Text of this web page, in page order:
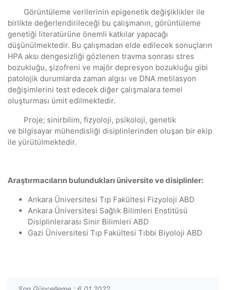
Görüntüleme verilerinin epigenetik değişiklikler ile
birlikte değerlendirileceği bu çalışmanın, görüntüleme
genetiği literatürüne önemli katkılar yapacağı
düşünülmektedir. Bu çalışmadan elde edilecek sonuçların
HPA aksı dengesizliği gözlenen travma sonrası stres
bozukluğu, şizofreni ve majör depresyon bozukluğu gibi
patolojik durumlarda zaman algısı ve DNA metilasyon
değişimlerini test edecek diğer çalışmalara temel
oluşturması ümit edilmektedir.
Proje; sinirbilim, fizyoloji, psikoloji, genetik
ve bilgisayar mühendisliği disiplinlerinden oluşan bir ekip
ile yürütülmektedir.
Araştırmacıların bulundukları üniversite ve disiplinler:
Ankara Üniversitesi Tıp Fakültesi Fizyoloji ABD
Ankara Üniversitesi Sağlık Bilimleri Enstitüsü
Disiplinlerarası Sinir Bilimleri ABD
Gazi Üniversitesi Tıp Fakültesi Tıbbi Biyoloji ABD